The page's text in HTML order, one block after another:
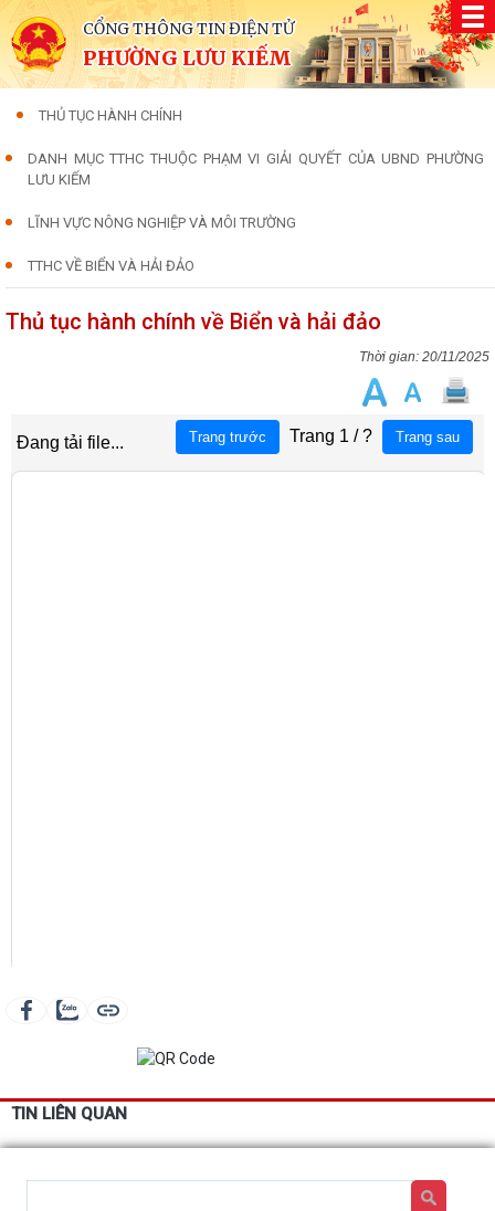
CỔNG THÔNG TIN ĐIỆN TỬ
PHƯỜNG LƯU KIẾM
THỦ TỤC HÀNH CHÍNH
DANH MỤC TTHC THUỘC PHẠM VI GIẢI QUYẾT CỦA UBND PHƯỜNG
LƯU KIẾM
LĨNH VỰC NÔNG NGHIỆP VÀ MÔI TRƯỜNG
TTHC VỀ BIỂN VÀ HẢI ĐẢO
Thủ tục hành chính về Biển và hải đảo
20/11/2025
TIN LIÊN QUAN